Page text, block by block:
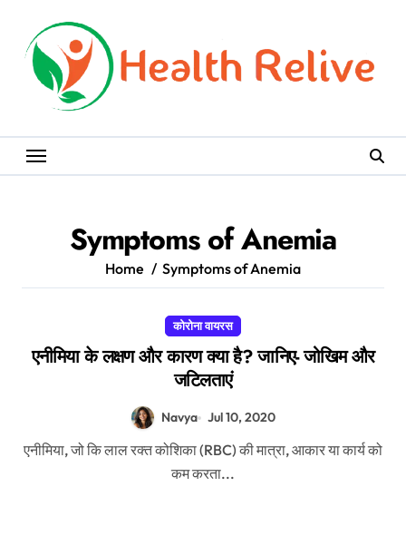
content
Symptoms of Anemia
Home Symptoms of Anemia
कोरोना वायरस
एनीमिया के लक्षण और कारण क्या है? जानिए- जोखिम और
जटिलताएं
Navya Jul 10, 2020
एनीमिया, जो कि लाल रक्त कोशिका (RBC) की मात्रा, आकार या कार्य को
कम करता...